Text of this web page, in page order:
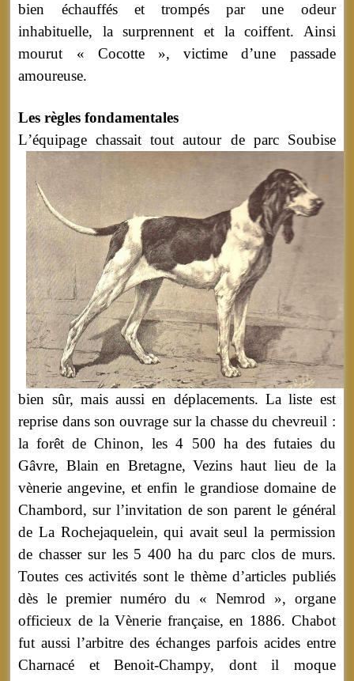
bien échauffés et trompés par une odeur
inhabituelle, la surprennent et la coiffent. Ainsi
mourut « Cocotte », victime d’une passade
amoureuse.
Les règles fondamentales
L’équipage chassait tout autour de parc Soubise
bien sûr, mais aussi en déplacements. La liste est
reprise dans son ouvrage sur la chasse du chevreuil :
la forêt de Chinon, les 4 500 ha des futaies du
Gâvre, Blain en Bretagne, Vezins haut lieu de la
vènerie angevine, et enfin le grandiose domaine de
Chambord, sur l’invitation de son parent le général
de La Rochejaquelein, qui avait seul la permission
de chasser sur les 5 400 ha du parc clos de murs.
Toutes ces activités sont le thème d’articles publiés
dès le premier numéro du « Nemrod », organe
officieux de la Vènerie française, en 1886. Chabot
fut aussi l’arbitre des échanges parfois acides entre
Charnacé et Benoit-Champy, dont il moque